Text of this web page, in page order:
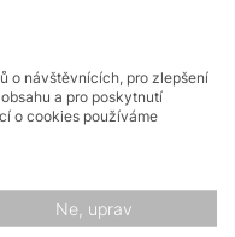
následně se
se negativní vliv na
o návštěvnících, pro zlepšení
a pro poskytnutí
o cookies používáme
Ne, uprav